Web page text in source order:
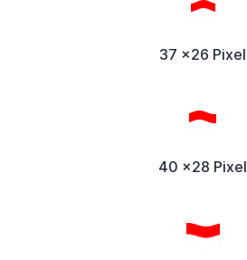
37 x26 Pixel
40 x28 Pixel